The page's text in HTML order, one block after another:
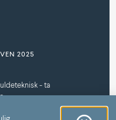
2025
- ta